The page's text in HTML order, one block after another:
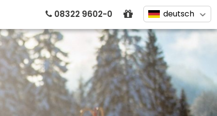
deutsch
08322 9602-0